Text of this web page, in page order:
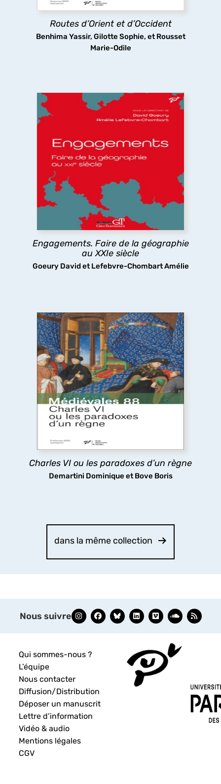
Routes d’Orient et d’Occident
Benhima Yassir, Gilotte Sophie, et Rousset
Marie-Odile
découvrir
Engagements. Faire de la géographie
au XXIe siècle
Goeury David et Lefebvre-Chombart Amélie
Engagements. Faire de la géographie au
XXIe siècle
Que signifie s’engager à faire de la géographie
dans un monde incertain dominé par les chocs
politiques, économiques et environnementaux ?
Les géographes s’engagent pour construire une
science commune, ouverte, citoyenne et
participative.
découvrir
Charles VI ou les paradoxes d’un règne
Demartini Dominique et Bove Boris
Charles VI ou les paradoxes d’un règne
Le long règne de Charles VI a longtemps été
considéré comme une catastrophe, pourtant les
arts et les lettres ont fleuri à sa cour, tandis que
sa folie même stimulait la réflexion politique : tels
découvrir
dans la même collection
Nous suivre
Qui sommes-nous ?
L’équipe
Nous contacter
Diffusion/Distribution
Déposer un manuscrit
Lettre d’information
Vidéo & audio
Mentions légales
CGV